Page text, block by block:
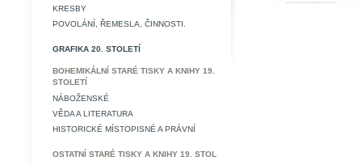
KRESBY
POVOLÁNÍ, ŘEMESLA, ČINNOSTI.
GRAFIKA 20. STOLETÍ
BOHEMIKÁLNÍ STARÉ TISKY A KNIHY 19.
STOLETÍ
NÁBOŽENSKÉ
VĚDA A LITERATURA
HISTORICKÉ MÍSTOPISNÉ A PRÁVNÍ
OSTATNÍ STARÉ TISKY A KNIHY 19. STOL